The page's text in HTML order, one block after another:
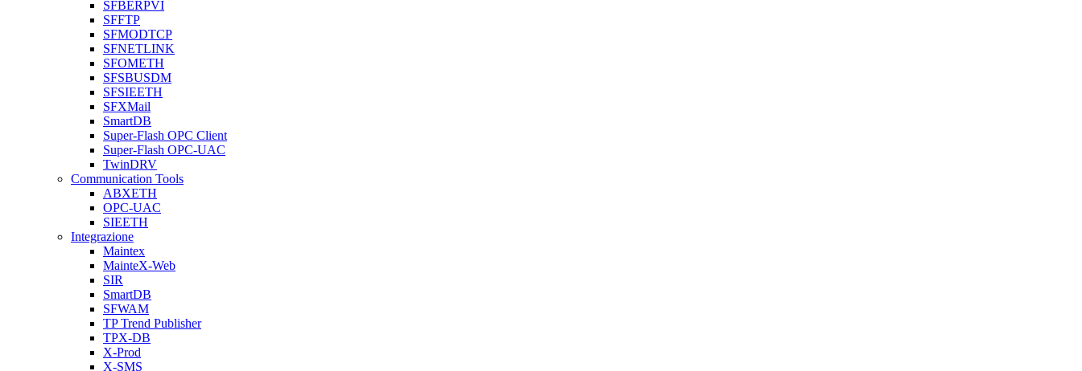
SFBERPVI
SFFTP
SFMODTCP
SFNETLINK
SFOMETH
SFSBUSDM
SFSIEETH
SFXMail
SmartDB
Super-Flash OPC Client
Super-Flash OPC-UAC
TwinDRV
Communication Tools
ABXETH
OPC-UAC
SIEETH
Integrazione
Maintex
MainteX-Web
SIR
SmartDB
SFWAM
TP Trend Publisher
TPX-DB
X-Prod
X-SMS